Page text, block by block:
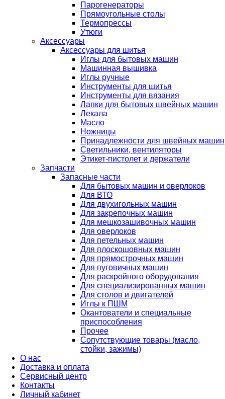
Парогенераторы
Прямоугольные столы
Термопрессы
Утюги
Аксессуары
Аксессуары для шитья
Иглы для бытовых машин
Машинная вышивка
Иглы ручные
Инструменты для шитья
Инструменты для вязания
Лапки для бытовых швейных машин
Лекала
Масло
Ножницы
Принадлежности для швейных машин
Светильники, вентиляторы
Этикет-пистолет и держатели
Запчасти
Запасные части
Для бытовых машин и оверлоков
Для ВТО
Для двухигольных машин
Для закрепочных машин
Для мешкозашивочных машин
Для оверлоков
Для петельных машин
Для плоскошовных машин
Для прямострочных машин
Для пуговичных машин
Для раскройного оборудования
Для специализированных машин
Для столов и двигателей
Иглы к ПШМ
Окантователи и специальные
приспособления
Прочее
Сопутствующие товары (масло,
стойки, зажимы)
О нас
Доставка и оплата
Сервисный центр
Контакты
Личный кабинет